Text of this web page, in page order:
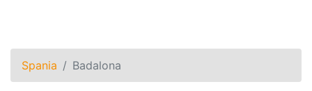
Spania Badalona